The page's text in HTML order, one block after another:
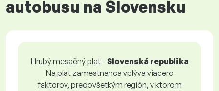
autobusu na Slovensku
Hrubý mesačný plat - Slovenská republika
Na plat zamestnanca vplýva viacero
faktorov, predovšetkým región, v ktorom